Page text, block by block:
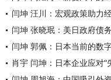
闫坤 张晓珉：美日政府债
闫坤 郭佩：日本当前的数
肖宇 闫坤：日本企业应对“